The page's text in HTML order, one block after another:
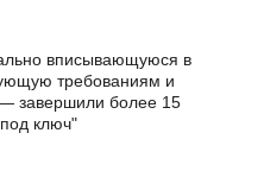
вписывающуюся в
требованиям и
завершили более 15
ключ"